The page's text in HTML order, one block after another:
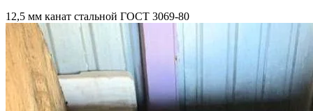
12,5 мм канат стальной ГОСТ 3069-80